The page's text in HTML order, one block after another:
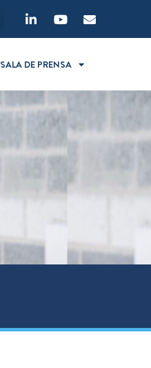
SALA DE PRENSA